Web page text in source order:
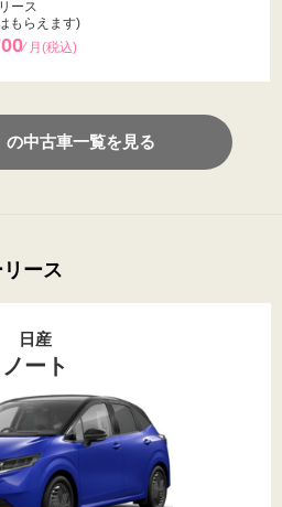
ース
もらえます)
⁄ 月(税込)
の中古車一覧を見る
ース
日産
ノート